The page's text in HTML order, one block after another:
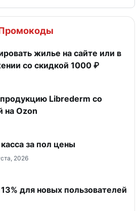
жилье на сайте или в
со скидкой 1000 ₽
Librederm со
на Ozon
за пол цены
2026
для новых пользователей